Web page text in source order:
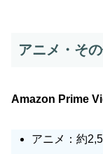
アニメ・そ
Amazon Prime
アニメ：約